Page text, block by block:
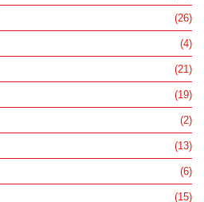
(26)
(4)
(21)
(19)
(2)
(13)
(6)
(15)